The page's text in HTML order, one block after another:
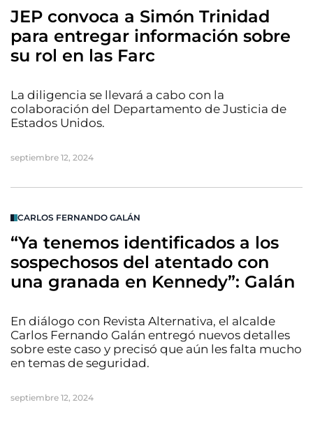
JEP convoca a Simón Trinidad
para entregar información sobre
su rol en las Farc
La diligencia se llevará a cabo con la
colaboración del Departamento de Justicia de
Estados Unidos.
septiembre 12, 2024
CARLOS FERNANDO GALÁN
“Ya tenemos identificados a los
sospechosos del atentado con
una granada en Kennedy”: Galán
En diálogo con Revista Alternativa, el alcalde
Carlos Fernando Galán entregó nuevos detalles
sobre este caso y precisó que aún les falta mucho
en temas de seguridad.
septiembre 12, 2024